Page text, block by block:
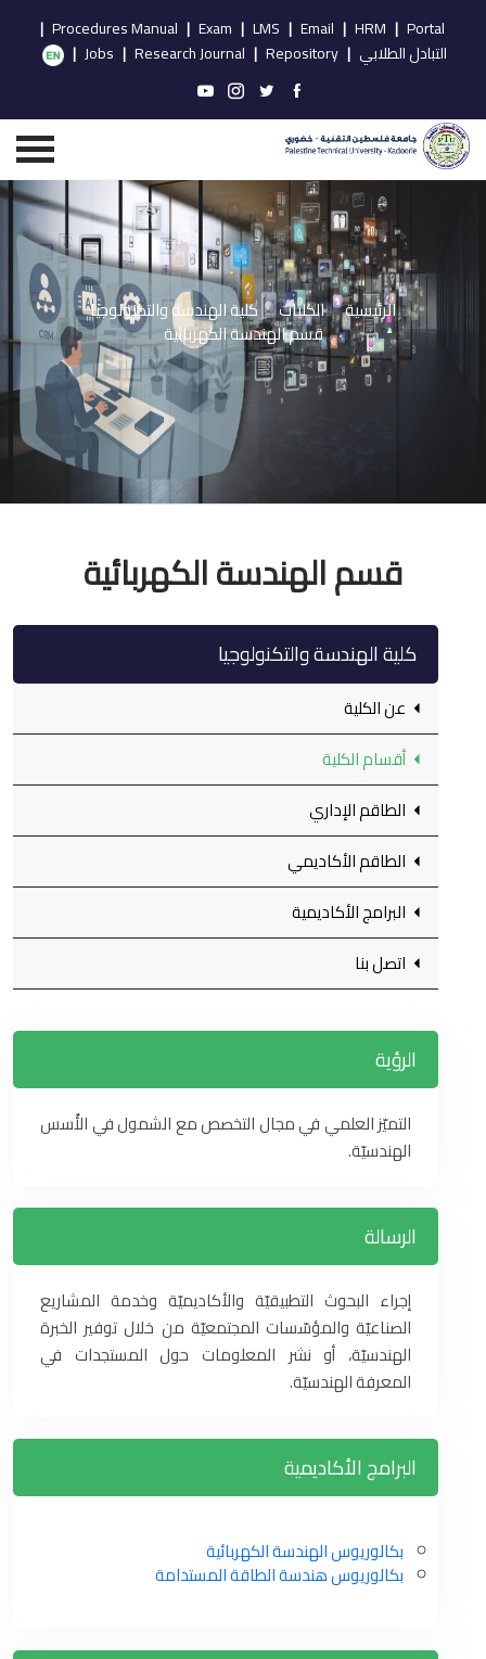
Portal
|
HRM
|
Email
|
LMS
|
Exam
|
Procedures Manual
|
التبادل الطلابي |
Repository
|
Research Journal
|
Jobs
|
الرئيسية الكليات كلية الهندسة والتكنولوجيا
قسم الهندسة الكهربائية
قسم الهندسة الكهربائية
كلية الهندسة والتكنولوجيا
عن الكلية
أقسام الكلية
الطاقم الإداري
الطاقم الأكاديمي
البرامج الأكاديمية
اتصل بنا
الرؤية
التميّز العلمي في مجال التخصص مع الشمول في الأُسس
الهندسيّة.
الرسالة
إجراء البحوث التطبيقيّة والأكاديميّة وخدمة المشاريع
الصناعيّة والمؤسّسات المجتمعيّة من خلال توفير الخبرة
الهندسيّة، أو نشر المعلومات حول المستجدات في
المعرفة الهندسيّة.
البرامج الأكاديمية
بكالوريوس الهندسة الكهربائية
بكالوريوس هندسة الطاقة المستدامة